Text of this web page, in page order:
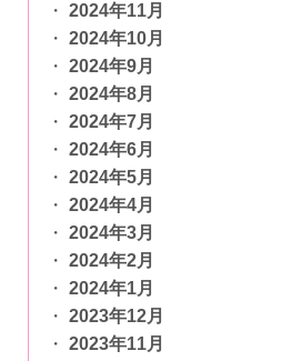
2024年11月
2024年10月
2024年9月
2024年8月
2024年7月
2024年6月
2024年5月
2024年4月
2024年3月
2024年2月
2024年1月
2023年12月
2023年11月